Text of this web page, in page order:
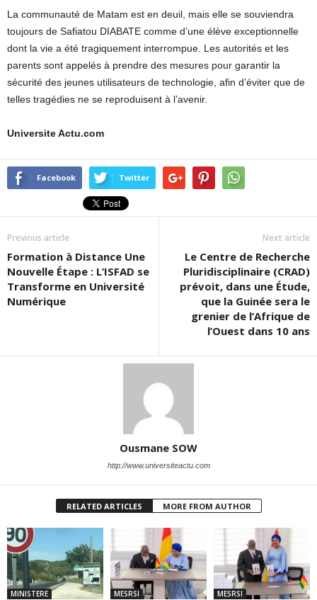
La communauté de Matam est en deuil, mais elle se souviendra
toujours de Safiatou DIABATE comme d’une élève exceptionnelle
dont la vie a été tragiquement interrompue. Les autorités et les
parents sont appelés à prendre des mesures pour garantir la
sécurité des jeunes utilisateurs de technologie, afin d’éviter que de
telles tragédies ne se reproduisent à l’avenir.
Universite Actu.com
Facebook Twitter
Previous article
Formation à Distance Une
Nouvelle Étape : L’ISFAD se
Transforme en Université
Numérique
Next article
Le Centre de Recherche
Pluridisciplinaire (CRAD)
prévoit, dans une Étude,
que la Guinée sera le
grenier de l’Afrique de
l’Ouest dans 10 ans
Ousmane SOW
http://www.universiteactu.com
RELATED ARTICLES MORE FROM AUTHOR
MINISTERE MESRSI MESRSI